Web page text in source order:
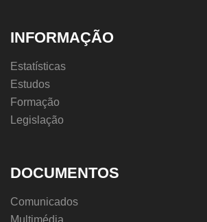
INFORMAÇÃO
Estatísticas
Estudos
Formação
Legislação
DOCUMENTOS
Comunicados